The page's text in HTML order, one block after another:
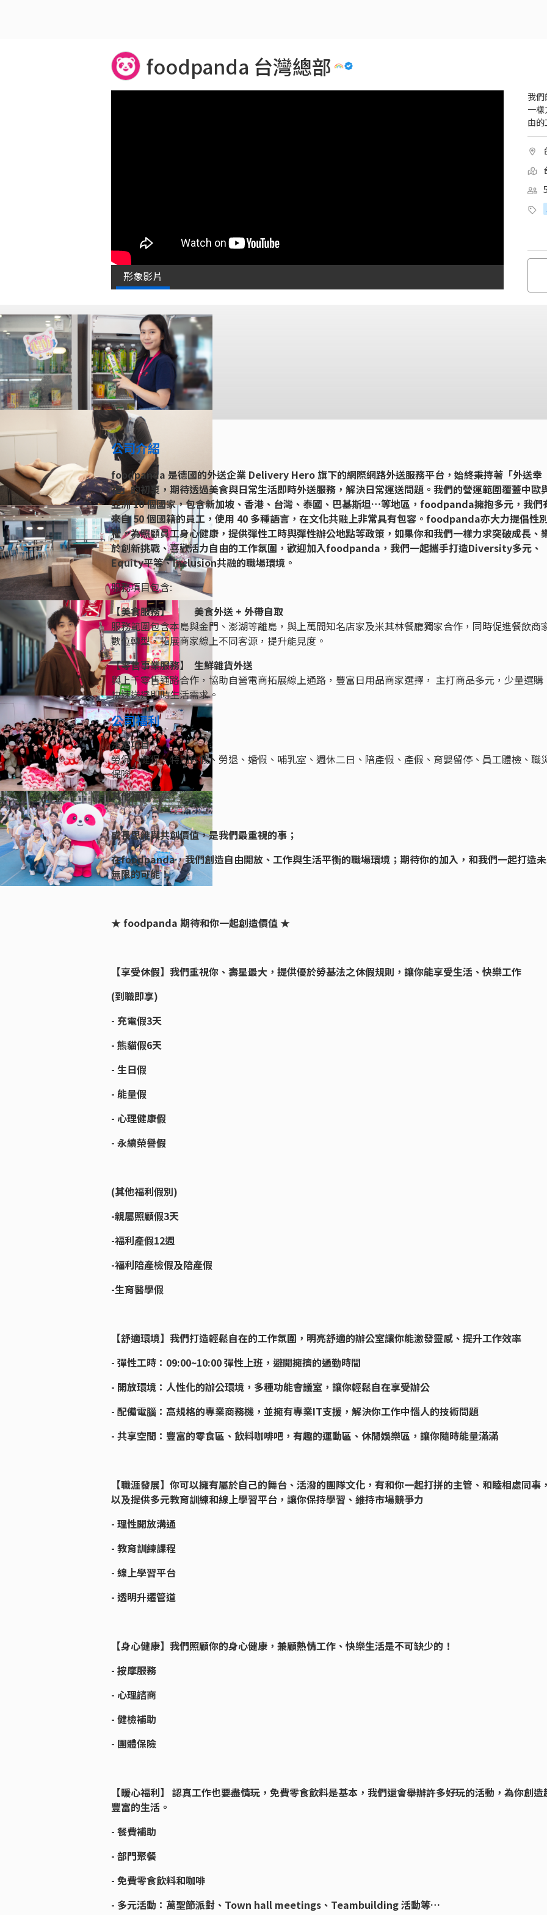
foodpanda 台灣總部
形象影片
我
一
由
公司介紹
foodpanda 是德國的外送企業 Delivery Hero 旗下的網際網路外送服務平台，始終秉持著「外送幸
福」的初衷，期待透過美食與日常生活即時外送服務，解決日常運送問題。我們的營運範圍覆蓋中歐
亞洲 10 個國家，包含新加坡、香港、台灣、泰國、巴基斯坦…等地區，foodpanda擁抱多元，我們
來自 50 個國籍的員工，使用 40 多種語言，在文化共融上非常具有包容。foodpanda亦大力提倡性
權，為照顧員工身心健康，提供彈性工時與彈性辦公地點等政策，如果你和我們一樣力求突破成長、
於創新挑戰、喜歡活力自由的工作氛圍，歡迎加入foodpanda，我們一起攜手打造Diversity多元、
Equity平等、Inclusion共融的職場環境。
服務項目包含:
【美食服務】 美食外送 + 外帶自取
服務範圍包含本島與金門、澎湖等離島，與上萬間知名店家及米其林餐廳獨家合作，同時促進餐飲商
數位轉型，拓展商家線上不同客源，提升能見度。
【零售事業服務】 生鮮雜貨外送
與上千零售通路合作，協助自營電商拓展線上通路，豐富日用品商家選擇， 主打商品多元，少量選購
快速送達即時生活需求。
公司福利
法定項目
勞保、健保、特別休假、勞退、婚假、哺乳室、週休二日、陪產假、產假、育嬰留停、員工體檢、職
保險
其他福利
成長思維與共創價值，是我們最重視的事；
在foodpanda，我們創造自由開放、工作與生活平衡的職場環境；期待你的加入，和我們一起打造
無限的可能！
★ foodpanda 期待和你一起創造價值 ★
【享受休假】我們重視你、壽星最大，提供優於勞基法之休假規則，讓你能享受生活、快樂工作
(到職即享)
- 充電假3天
- 熊貓假6天
- 生日假
- 能量假
- 心理健康假
- 永續榮譽假
(其他福利假別)
-親屬照顧假3天
-福利產假12週
-福利陪產檢假及陪產假
-生育醫學假
【舒適環境】我們打造輕鬆自在的工作氛圍，明亮舒適的辦公室讓你能激發靈感、提升工作效率
- 彈性工時：09:00~10:00 彈性上班，避開擁擠的通勤時間
- 開放環境：人性化的辦公環境，多種功能會議室，讓你輕鬆自在享受辦公
- 配備電腦：高規格的專業商務機，並擁有專業IT支援，解決你工作中惱人的技術問題
- 共享空間：豐富的零食區、飲料咖啡吧，有趣的運動區、休閒娛樂區，讓你隨時能量滿滿
【職涯發展】你可以擁有屬於自己的舞台、活潑的團隊文化，有和你一起打拼的主管、和睦相處同事
以及提供多元教育訓練和線上學習平台，讓你保持學習、維持市場競爭力
- 理性開放溝通
- 教育訓練課程
- 線上學習平台
- 透明升遷管道
【身心健康】我們照顧你的身心健康，兼顧熱情工作、快樂生活是不可缺少的！
- 按摩服務
- 心理諮商
- 健檢補助
- 團體保險
【暖心福利】 認真工作也要盡情玩，免費零食飲料是基本，我們還會舉辦許多好玩的活動，為你創造
豐富的生活。
- 餐費補助
- 部門聚餐
- 免費零食飲料和咖啡
- 多元活動：萬聖節派對、Town hall meetings、Teambuilding 活動等…